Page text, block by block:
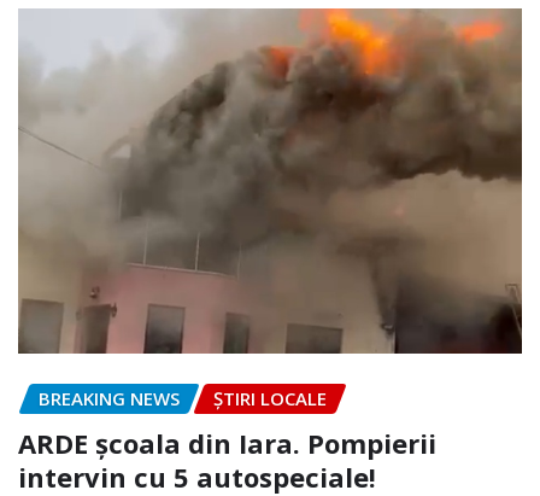
BREAKING NEWS ȘTIRI LOCALE
ARDE școala din Iara. Pompierii
intervin cu 5 autospeciale!